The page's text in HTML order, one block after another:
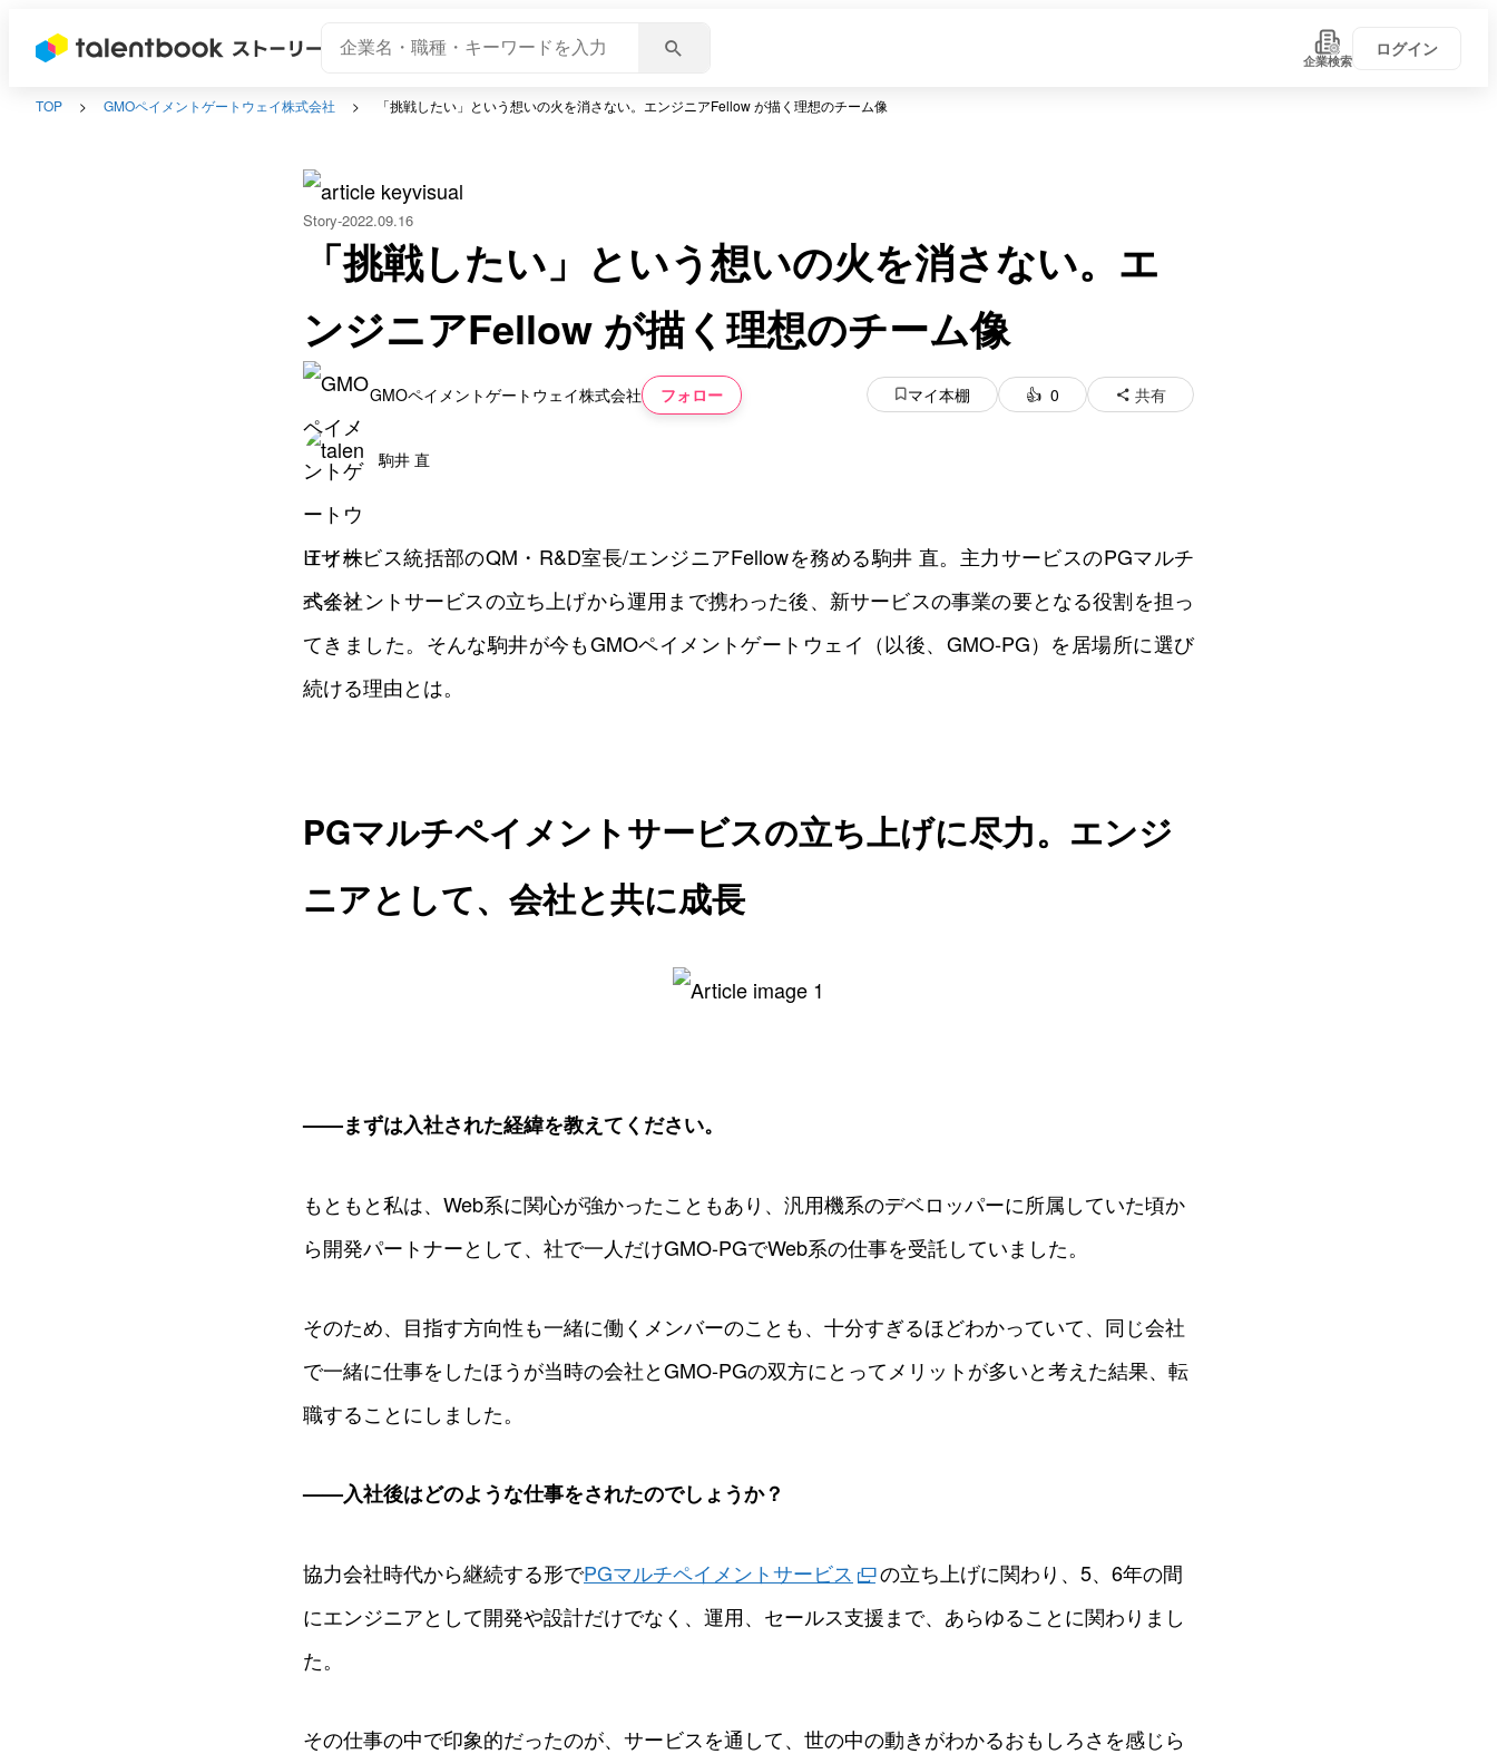
企業検索
ログイン
TOP GMOペイメントゲートウェイ株式会社 「挑戦したい」という想いの火を消さない。エンジニアFellow が描く理想のチーム像
Story 2022.09.16
「挑戦したい」という想いの火を消さない。エ
ンジニアFellow が描く理想のチーム像
GMOペイメントゲートウェイ株式会社 フォロー マイ本棚 0 共有
駒井 直
ITサービス統括部のQM・R&D室長/エンジニアFellowを務める駒井 直。主力サービスのPGマルチ
ペイメントサービスの立ち上げから運用まで携わった後、新サービスの事業の要となる役割を担っ
てきました。そんな駒井が今もGMOペイメントゲートウェイ（以後、GMO-PG）を居場所に選び
続ける理由とは。
PGマルチペイメントサービスの立ち上げに尽力。エンジ
ニアとして、会社と共に成長
——まずは入社された経緯を教えてください。
もともと私は、Web系に関心が強かったこともあり、汎用機系のデベロッパーに所属していた頃か
ら開発パートナーとして、社で一人だけGMO-PGでWeb系の仕事を受託していました。
そのため、目指す方向性も一緒に働くメンバーのことも、十分すぎるほどわかっていて、同じ会社
で一緒に仕事をしたほうが当時の会社とGMO-PGの双方にとってメリットが多いと考えた結果、転
職することにしました。
——入社後はどのような仕事をされたのでしょうか？
協力会社時代から継続する形でPGマルチペイメントサービス
の立ち上げに関わり、5、6年の間
にエンジニアとして開発や設計だけでなく、運用、セールス支援まで、あらゆることに関わりまし
た。
その仕事の中で印象的だったのが、サービスを通して、世の中の動きがわかるおもしろさを感じら